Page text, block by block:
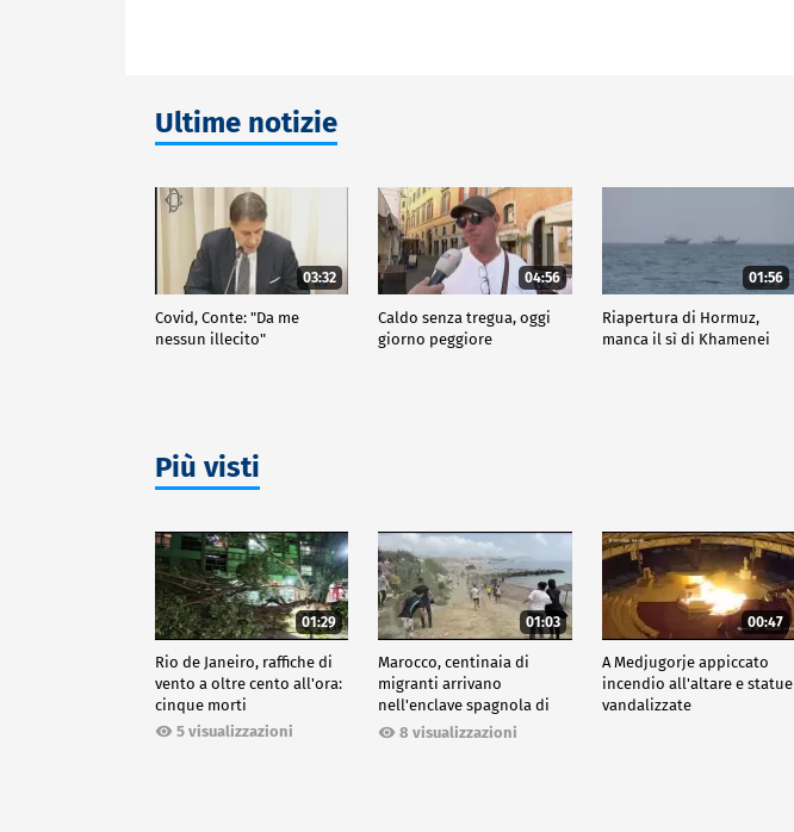
Ultime notizie
03:32
Covid, Conte: "Da me
nessun illecito"
04:56
Caldo senza tregua, oggi
giorno peggiore
01:56
Riapertura di Hormuz,
manca il sì di Khamenei
Più visti
01:29
Rio de Janeiro, raffiche di
vento a oltre cento all'ora:
cinque morti
5 visualizzazioni
01:03
Marocco, centinaia di
migranti arrivano
nell'enclave spagnola di
Ceuta8 visualizzazioni
00:47
A Medjugorje appiccato
incendio all'altare e statue
vandalizzate